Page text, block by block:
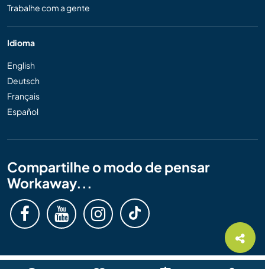
Trabalhe com a gente
Idioma
English
Deutsch
Français
Español
Compartilhe o modo de pensar
Workaway...